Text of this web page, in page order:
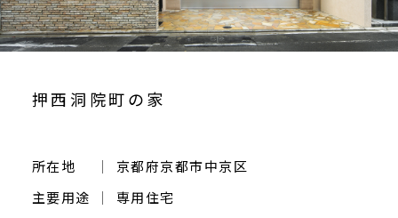
押西洞院町の家
所在地
京都府京都市中京区
主要用途
専用住宅